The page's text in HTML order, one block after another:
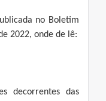
no Boletim
2022, onde de lê:
decorrentes das